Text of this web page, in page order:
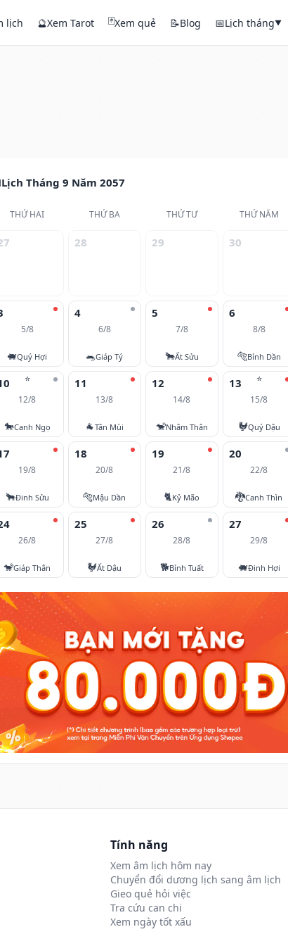
lịch 🔮Xem Tarot 🃏Xem quẻ 📝Blog 📅Lịch tháng▼
Lịch Tháng 9 Năm 2057
THỨ HAI THỨ BA THỨ TƯ THỨ NĂM
28 29 30
5/8
🐖Quý Hợi
4
6/8
🐀Giáp Tý
5
7/8
🐂Ất Sửu
6
8/8
🐅Bính Dần
⭐
12/8
🐎Canh Ngọ
11
13/8
🐐Tân Mùi
12
14/8
🐒Nhâm Thân
⭐
13
15/8
🐓Quý Dậu
19/8
🐂Đinh Sửu
18
20/8
🐅Mậu Dần
19
21/8
🐈Kỷ Mão
20
22/8
🐉Canh Thìn
26/8
🐒Giáp Thân
25
27/8
🐓Ất Dậu
26
28/8
🐕Bính Tuất
27
29/8
🐖Đinh Hợi
Tính năng
Xem âm lịch hôm nay
Chuyển đổi dương lịch sang âm lịch
Gieo quẻ hỏi việc
Tra cứu can chi
Xem ngày tốt xấu